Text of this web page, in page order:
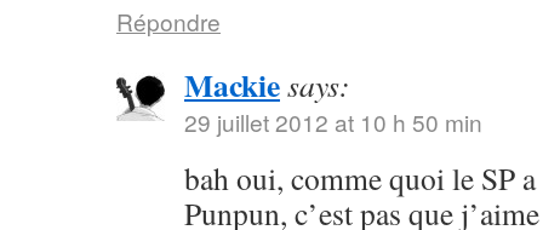
Répondre
Mackiesays:
29 juillet 2012 at 10 h 50 min
bah oui, comme quoi le SP
Punpun, c’est pas que